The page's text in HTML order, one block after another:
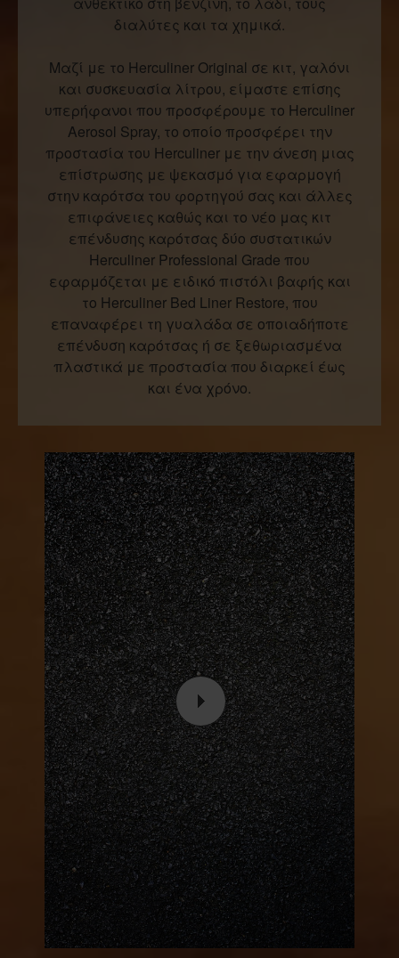
διαλύτες και τα χημικά.
Μαζί με το Herculiner Original σε κιτ, γαλόνι
και συσκευασία λίτρου, είμαστε επίσης
υπερήφανοι που προσφέρουμε το Herculiner
Aerosol Spray, το οποίο προσφέρει την
προστασία του Herculiner με την άνεση μιας
επίστρωσης με ψεκασμό για εφαρμογή
στην καρότσα του φορτηγού σας και άλλες
επιφάνειες καθώς και το νέο μας κιτ
επένδυσης καρότσας δύο συστατικών
Herculiner Professional Grade που
εφαρμόζεται με ειδικό πιστόλι βαφής και
το Herculiner Bed Liner Restore, που
επαναφέρει τη γυαλάδα σε οποιαδήποτε
επένδυση καρότσας ή σε ξεθωριασμένα
πλαστικά με προστασία που διαρκεί έως
και ένα χρόνο.